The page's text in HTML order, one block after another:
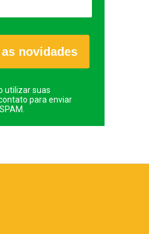
novidades
utilizar suas
para enviar